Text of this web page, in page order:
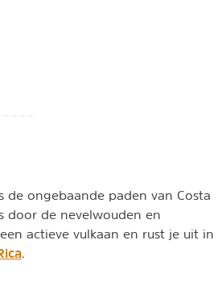
de ongebaande paden van Costa
door de nevelwouden en
actieve vulkaan en rust je uit in